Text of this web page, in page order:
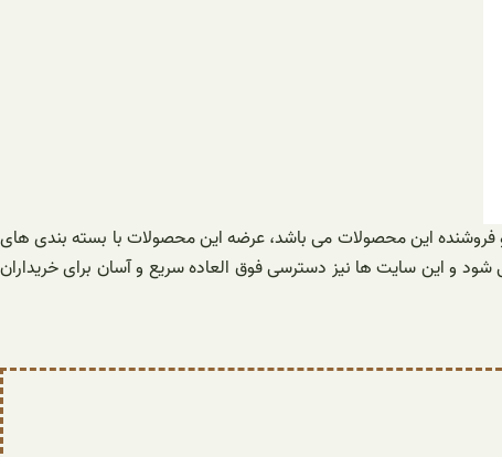
این محصولات می باشد، عرضه این محصولات با بسته بندی های
و این سایت ها نیز دسترسی فوق العاده سریع و آسان برای خریداران